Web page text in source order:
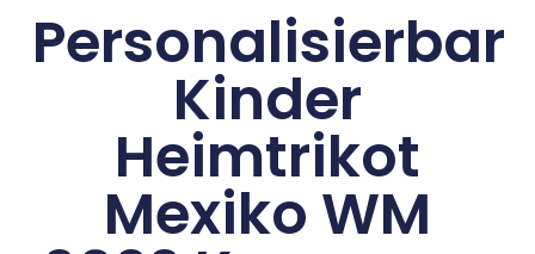
Personalisierbar
Kinder
Heimtrikot
Mexiko WM